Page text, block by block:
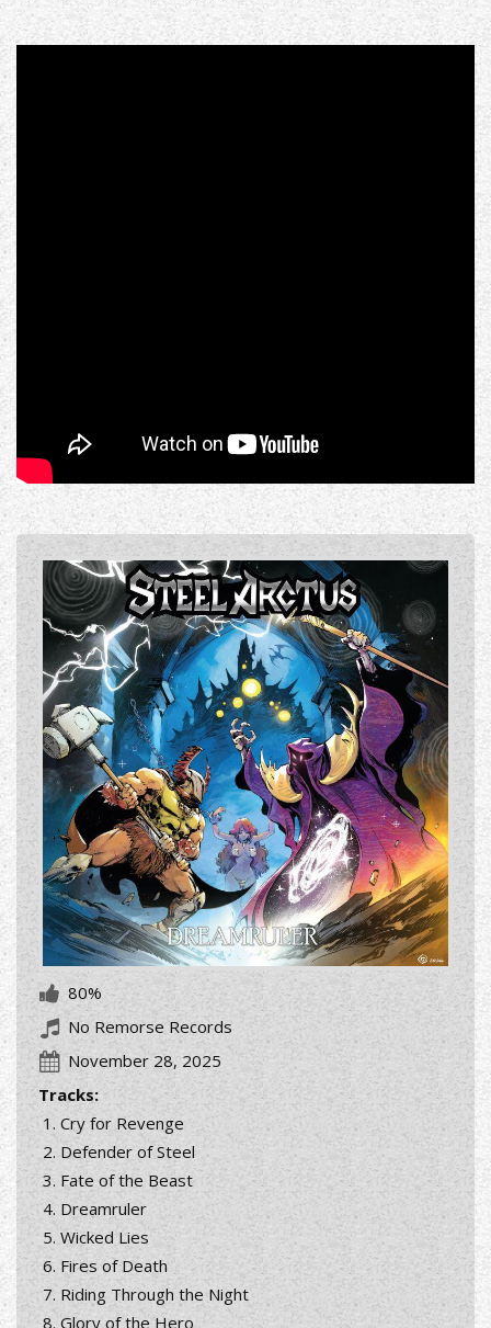
80%
No Remorse Records
November 28, 2025
Tracks:
Cry for Revenge
Defender of Steel
Fate of the Beast
Dreamruler
Wicked Lies
Fires of Death
Riding Through the Night
Glory of the Hero